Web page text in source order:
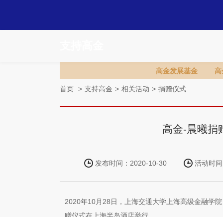
高金发展基金 高
首页 > 支持高金 > 相关活动 > 捐赠仪式
高金-晨曦捐
发布时间：2020-10-30 活动时
2020年10月28日，上海交通大学上海高级金融学